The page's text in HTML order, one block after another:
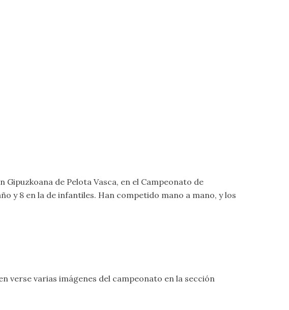
de Pelota Vasca, en el Campeonato de
y 8 en la de infantiles. Han competido mano a mano, y los
verse varias imágenes del campeonato en la sección